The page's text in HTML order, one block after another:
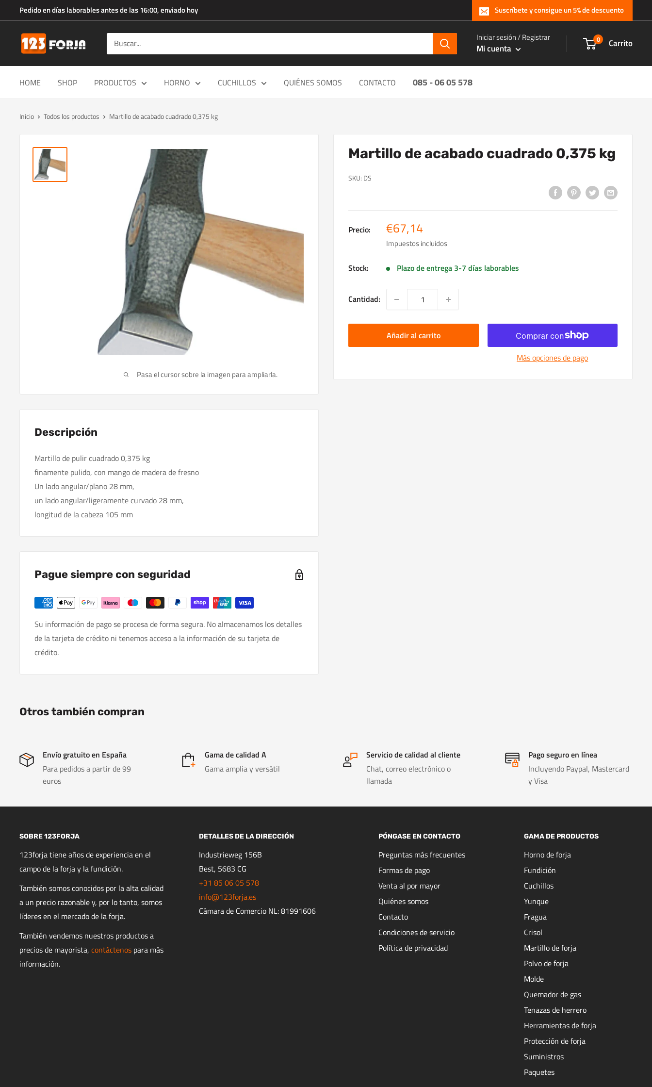
directamente
contenido
Pedido en días laborables antes de las 16:00, enviado hoy Suscríbete y consigue un 5% de descuento
123forja.es Iniciar sesión / Registrar
Mi cuenta
0 Carrito
HOME SHOP PRODUCTOS HORNO CUCHILLOS QUIÉNES SOMOS CONTACTO 085 - 06 05 578
Inicio Todos los productos Martillo de acabado cuadrado 0,375 kg
Pasa el cursor sobre la imagen para ampliarla.
Martillo de acabado cuadrado 0,375 kg
SKU: DS
Precio: Precio
de
venta
€67,14
Impuestos incluidos
Stock: Plazo de entrega 3-7 días laborables
Cantidad:
Añadir al carrito
Más opciones de pago
Descripción
Martillo de pulir cuadrado 0,375 kg
finamente pulido, con mango de madera de fresno
Un lado angular/plano 28 mm,
un lado angular/ligeramente curvado 28 mm,
longitud de la cabeza 105 mm
Pague siempre con seguridad
Su información de pago se procesa de forma segura. No almacenamos los detalles
de la tarjeta de crédito ni tenemos acceso a la información de su tarjeta de
crédito.
Otros también compran
Envío gratuito en España
Para pedidos a partir de 99
euros
Gama de calidad A
Gama amplia y versátil
Servicio de calidad al cliente
Chat, correo electrónico o
llamada
Pago seguro en línea
Incluyendo Paypal, Mastercard
y Visa
SOBRE 123FORJA
123forja tiene años de experiencia en el
campo de la forja y la fundición.
También somos conocidos por la alta calidad
a un precio razonable y, por lo tanto, somos
líderes en el mercado de la forja.
También vendemos nuestros productos a
precios de mayorista, contáctenos para más
información.
DETALLES DE LA DIRECCIÓN
Industrieweg 156B
Best, 5683 CG
+31 85 06 05 578
info@123forja.es
Cámara de Comercio NL: 81991606
PÓNGASE EN CONTACTO
Preguntas más frecuentes
Formas de pago
Venta al por mayor
Quiénes somos
Contacto
Condiciones de servicio
Política de privacidad
GAMA DE PRODUCTOS
Horno de forja
Fundición
Cuchillos
Yunque
Fragua
Crisol
Martillo de forja
Polvo de forja
Molde
Quemador de gas
Tenazas de herrero
Herramientas de forja
Protección de forja
Suministros
Paquetes